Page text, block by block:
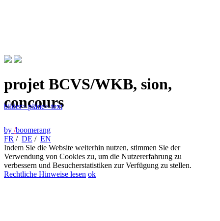
projet BCVS/WKB, sion,
concours
bilder> pläne> text
by /boomerang
FR / DE / EN
Indem Sie die Website weiterhin nutzen, stimmen Sie der
Verwendung von Cookies zu, um die Nutzererfahrung zu
verbessern und Besucherstatistiken zur Verfügung zu stellen.
Rechtliche Hinweise lesen ok